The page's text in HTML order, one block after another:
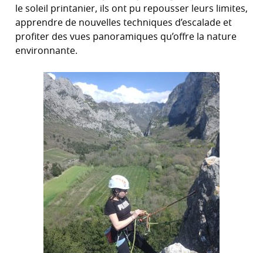
le soleil printanier, ils ont pu repousser leurs limites,
apprendre de nouvelles techniques d’escalade et
profiter des vues panoramiques qu’offre la nature
environnante.